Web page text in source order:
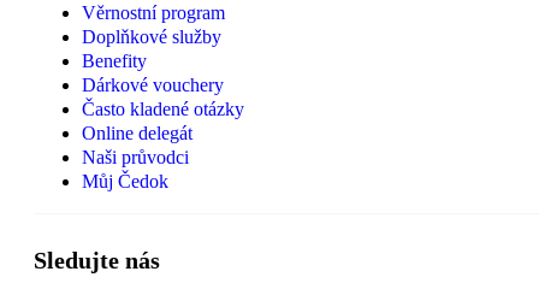
Věrnostní program
Doplňkové služby
Benefity
Dárkové vouchery
Často kladené otázky
Online delegát
Naši průvodci
Můj Čedok
Sledujte nás